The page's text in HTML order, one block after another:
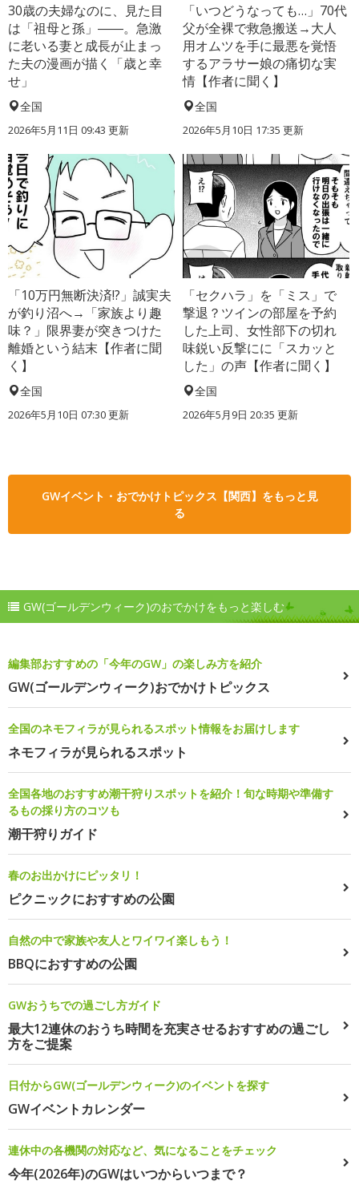
30歳の夫婦なのに、見た目
は「祖母と孫」――。急激
に老いる妻と成長が止まっ
た夫の漫画が描く「歳と幸
せ」
全国
2026年5月11日 09:43 更新
「いつどうなっても…」70代
父が全裸で救急搬送→大人
用オムツを手に最悪を覚悟
するアラサー娘の痛切な実
情【作者に聞く】
全国
2026年5月10日 17:35 更新
「10万円無断決済!?」誠実夫
が釣り沼へ→「家族より趣
味？」限界妻が突きつけた
離婚という結末【作者に聞
く】
全国
2026年5月10日 07:30 更新
「セクハラ」を「ミス」で
撃退？ツインの部屋を予約
した上司、女性部下の切れ
味鋭い反撃にに「スカッと
した」の声【作者に聞く】
全国
2026年5月9日 20:35 更新
GWイベント・おでかけトピックス【関西】をもっと見
る
GW(ゴールデンウィーク)のおでかけをもっと楽しむ
編集部おすすめの「今年のGW」の楽しみ方を紹介
GW(ゴールデンウィーク)おでかけトピックス
全国のネモフィラが見られるスポット情報をお届けします
ネモフィラが見られるスポット
全国各地のおすすめ潮干狩りスポットを紹介！旬な時期や準備す
るもの採り方のコツも
潮干狩りガイド
春のお出かけにピッタリ！
ピクニックにおすすめの公園
自然の中で家族や友人とワイワイ楽しもう！
BBQにおすすめの公園
GWおうちでの過ごし方ガイド
最大12連休のおうち時間を充実させるおすすめの過ごし
方をご提案
日付からGW(ゴールデンウィーク)のイベントを探す
GWイベントカレンダー
連休中の各機関の対応など、気になることをチェック
今年(2026年)のGWはいつからいつまで？